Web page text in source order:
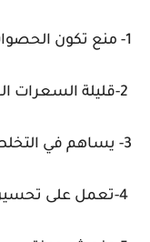
1- منع تكون الحصوات
3- يساهم في التخلص من السموم